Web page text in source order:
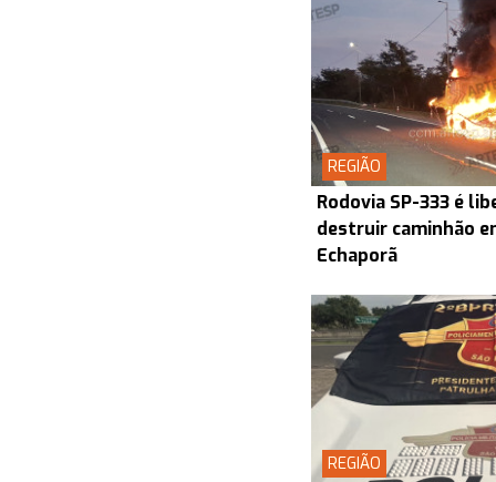
REGIÃO
Rodovia SP-333 é
destruir caminhão
Echaporã
REGIÃO